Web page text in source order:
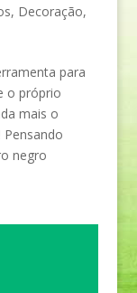
, Decoração,
para
o próprio
mais o
Pensando
negro